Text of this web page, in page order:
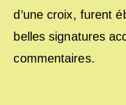
d’une croix, furent
belles signatures
commentaires.